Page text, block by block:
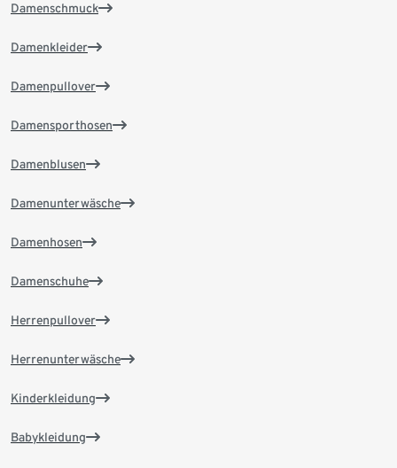
Damenschmuck
Damenkleider
Damenpullover
Damensporthosen
Damenblusen
Damenunterwäsche
Damenhosen
Damenschuhe
Herrenpullover
Herrenunterwäsche
Kinderkleidung
Babykleidung